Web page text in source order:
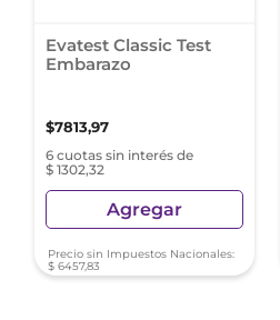
Evatest Classic Test
Embarazo
$7813,97
6 cuotas sin interés de
$ 1302,32
Agregar
Precio sin Impuestos Nacionales:
$ 6457,83